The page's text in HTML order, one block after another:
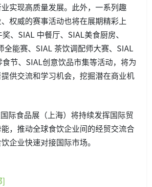
实现高质量发展。此外，一系列趣
权威的赛事活动也将在展期精彩上
、SIAL 中餐厅、SIAL美食厨房、
全能赛、SIAL 茶饮调配师大赛、SIAL
节、SIAL创意饮品市集等活动，将为
供交流和学习机会，挖掘潜在商业机
际食品展（上海）将持续发挥国际贸
，推动全球食饮企业间的经贸交流合
企业快速对接国际市场。
]